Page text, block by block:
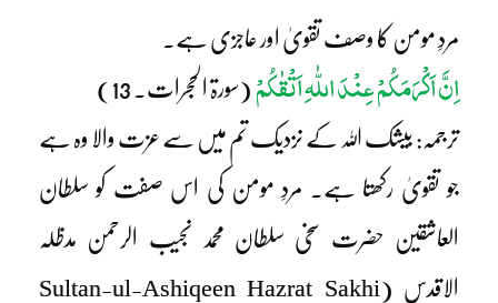
مردِ مومن کا وصف تقویٰ اور عاجزی ہے۔
اِنَّ اَکْرَمَکُمْ عِنْدَ اللّٰہِ اَتْقٰکُمْ (سورۃ الحجرات۔ 13)
ترجمہ: بیشک اللہ کے نزدیک تم میں سے عزت والا وہ ہے
جو تقویٰ رکھتا ہے۔ مردِ مومن کی اس صفت کو سلطان
العاشقین حضرت سخی سلطان محمد نجیب الرحمن مدظلہ
الاقدس (Sultan-ul-Ashiqeen Hazrat Sakhi